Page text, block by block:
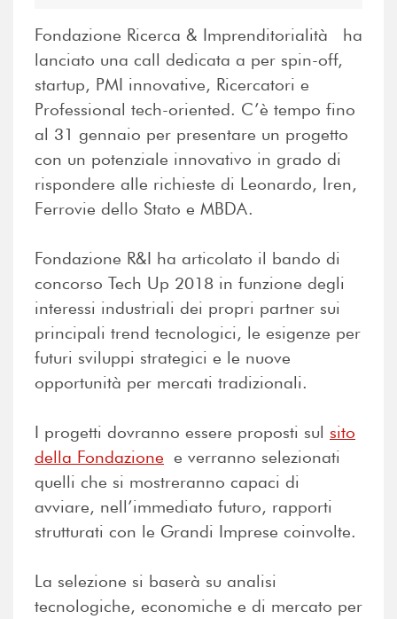
Fondazione Ricerca & Imprenditorialità ha
lanciato una call dedicata a per spin-off,
startup, PMI innovative, Ricercatori e
Professional tech-oriented. C’è tempo fino
al 31 gennaio per presentare un progetto
con un potenziale innovativo in grado di
rispondere alle richieste di Leonardo, Iren,
Ferrovie dello Stato e MBDA.
Fondazione R&I ha articolato il bando di
concorso Tech Up 2018 in funzione degli
interessi industriali dei propri partner sui
principali trend tecnologici, le esigenze per
futuri sviluppi strategici e le nuove
opportunità per mercati tradizionali.
I progetti dovranno essere proposti sul sito
della Fondazione e verranno selezionati
quelli che si mostreranno capaci di
avviare, nell’immediato futuro, rapporti
strutturati con le Grandi Imprese coinvolte.
La selezione si baserà su analisi
tecnologiche, economiche e di mercato per